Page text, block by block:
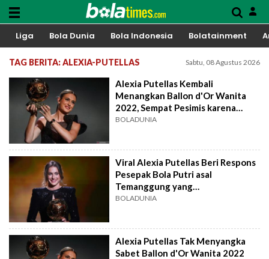
Liga Bola Dunia Bola Indonesia Bolatainment
TAG BERITA: ALEXIA-PUTELLAS Sabtu, 08 Agustus 2026
Alexia Putellas Kembali
Menangkan Ballon d'Or Wanita
2022, Sempat Pesimis karena
Cedera Ini
BOLADUNIA
Viral Alexia Putellas Beri Respons
Pesepak Bola Putri asal
Temanggung yang
Mengidolakannya, Diajak Bertemu
BOLADUNIA
Alexia Putellas Tak Menyangka
Sabet Ballon d'Or Wanita 2022